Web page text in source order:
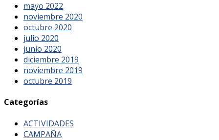
mayo 2022
noviembre 2020
octubre 2020
julio 2020
junio 2020
diciembre 2019
noviembre 2019
octubre 2019
Categorías
ACTIVIDADES
CAMPAÑA